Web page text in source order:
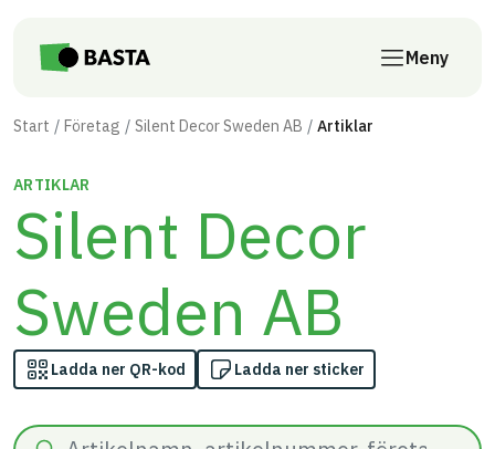
Meny
Start Företag Silent Decor Sweden AB Artiklar
ARTIKLAR
Silent Decor
Sweden AB
Ladda ner QR-kod Ladda ner sticker